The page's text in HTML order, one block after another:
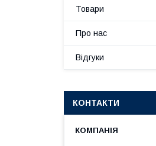
Товари
Про нас
Відгуки
КОНТАКТИ